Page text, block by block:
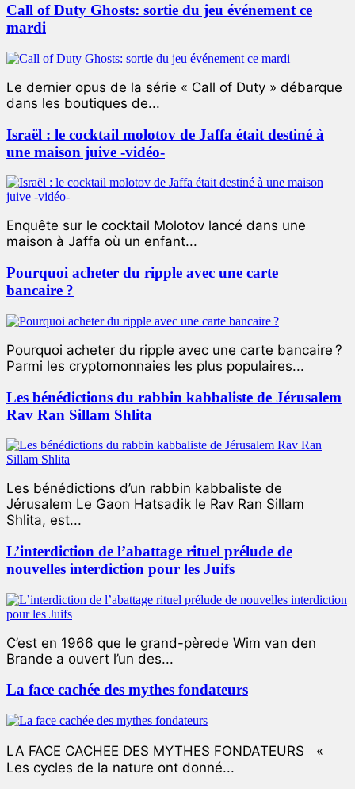
Call of Duty Ghosts: sortie du jeu événement ce
mardi
Le dernier opus de la série « Call of Duty » débarque
dans les boutiques de...
Israël : le cocktail molotov de Jaffa était destiné à
une maison juive -vidéo-
Enquête sur le cocktail Molotov lancé dans une
maison à Jaffa où un enfant...
Pourquoi acheter du ripple avec une carte
bancaire ?
Pourquoi acheter du ripple avec une carte bancaire ?
Parmi les cryptomonnaies les plus populaires...
Les bénédictions du rabbin kabbaliste de Jérusalem
Rav Ran Sillam Shlita
Les bénédictions d’un rabbin kabbaliste de
Jérusalem Le Gaon Hatsadik le Rav Ran Sillam
Shlita, est...
L’interdiction de l’abattage rituel prélude de
nouvelles interdiction pour les Juifs
C’est en 1966 que le grand-pèrede Wim van den
Brande a ouvert l’un des...
La face cachée des mythes fondateurs
LA FACE CACHEE DES MYTHES FONDATEURS «
Les cycles de la nature ont donné...